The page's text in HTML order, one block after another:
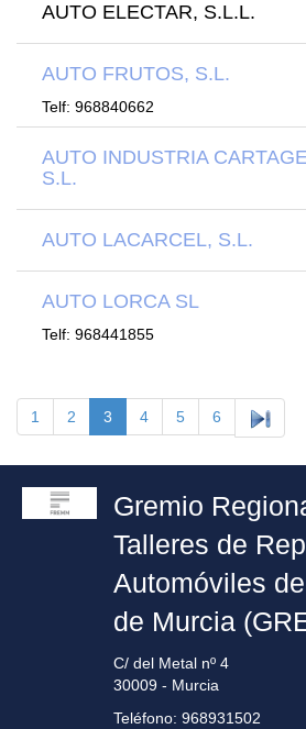
AUTO ELECTAR, S.L.L.
AUTO FRUTOS, S.L.
Telf: 968840662
AUTO INDUSTRIA
S.L.
AUTO LACARCEL, S.L.
AUTO LORCA SL
Telf: 968441855
1 2 3 4 5 6
Gremio
Talleres de
Automóviles
de Murcia
C/ del Metal nº 4
30009 - Murcia
Teléfono: 968931502